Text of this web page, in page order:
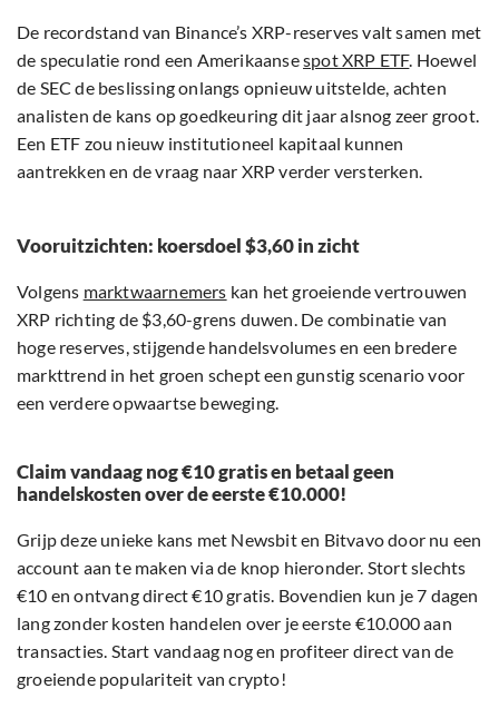
De recordstand van Binance’s XRP-reserves valt samen met
de speculatie rond een Amerikaansespot XRP ETF. Hoewel
de SEC de beslissing onlangs opnieuw uitstelde, achten
analisten de kans op goedkeuring dit jaar alsnog zeer groot.
Een ETF zou nieuw institutioneel kapitaal kunnen
aantrekken en de vraag naar XRP verder versterken.
Vooruitzichten: koersdoel $3,60 in zicht
Volgens marktwaarnemers kan het groeiende vertrouwen
XRP richting de $3,60-grens duwen. De combinatie van
hoge reserves, stijgende handelsvolumes en een bredere
markttrend in het groen schept een gunstig scenario voor
een verdere opwaartse beweging.
Claim vandaag nog €10 gratis en betaal geen
handelskosten over de eerste €10.000!
Grijp deze unieke kans met Newsbit en Bitvavo door nu een
account aan te maken via de knop hieronder. Stort slechts
€10 en ontvang direct €10 gratis. Bovendien kun je 7 dagen
lang zonder kosten handelen over je eerste €10.000 aan
transacties. Start vandaag nog en profiteer direct van de
groeiende populariteit van crypto!